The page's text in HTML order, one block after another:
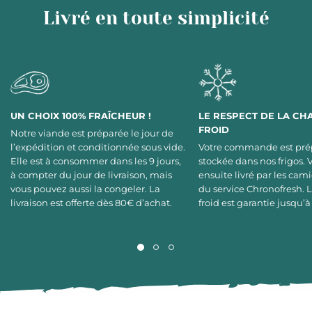
Livré en toute simplicité
UN CHOIX 100% FRAÎCHEUR !
Notre viande est préparée le jour de
l’expédition et conditionnée sous vide.
Elle est à consommer dans les 9 jours,
à compter du jour de livraison, mais
vous pouvez aussi la congeler. La
livraison est offerte dès 80€ d’achat.
LE RESPECT DE LA
FROID
Votre commande est
stockée dans nos frigos.
ensuite livré par les
du service Chronofresh.
froid est garantie